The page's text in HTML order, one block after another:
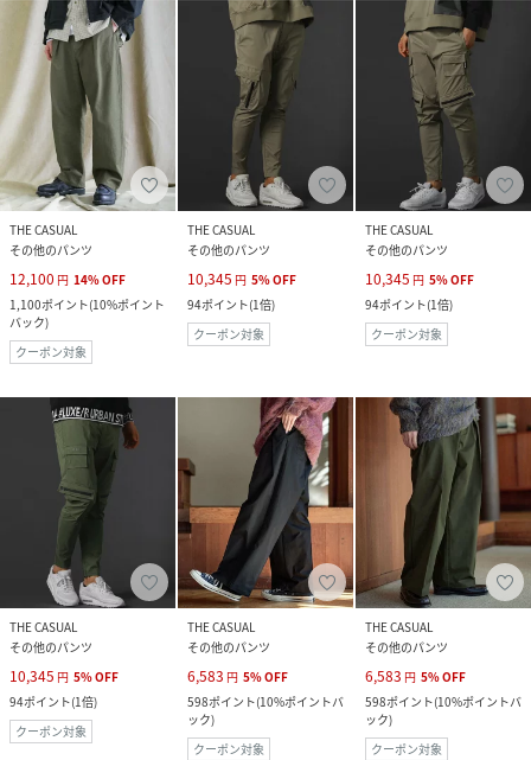
THE CASUAL
その他のパンツ
12,100 円 14%OFF
1,100ポイント(10%ポイント
バック)
クーポン対象
THE CASUAL
その他のパンツ
10,345 円 5%OFF
94ポイント(1倍)
クーポン対象
THE CASUAL
その他のパンツ
10,345 円 5%OFF
94ポイント(1倍)
クーポン対象
THE CASUAL
その他のパンツ
10,345 円 5%OFF
94ポイント(1倍)
クーポン対象
THE CASUAL
その他のパンツ
6,583 円 5%OFF
598ポイント(10%ポイントバ
ック)
クーポン対象
THE CASUAL
その他のパンツ
6,583 円 5%OFF
598ポイント(10%ポイントバ
ック)
クーポン対象